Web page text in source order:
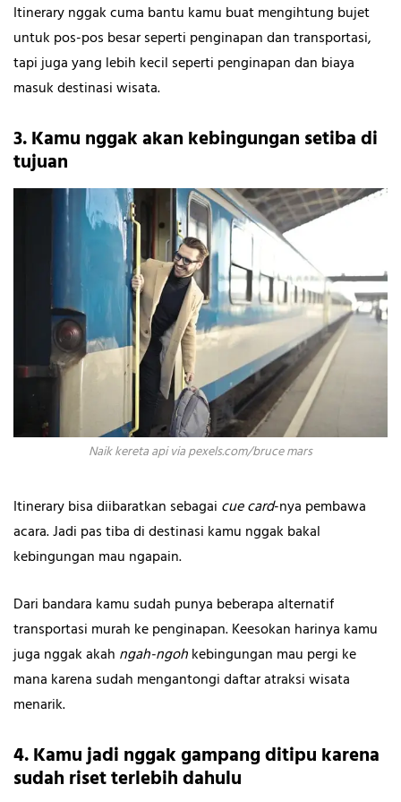
Itinerary nggak cuma bantu kamu buat mengihtung bujet
untuk pos-pos besar seperti penginapan dan transportasi,
tapi juga yang lebih kecil seperti penginapan dan biaya
masuk destinasi wisata.
3. Kamu nggak akan kebingungan setiba di
tujuan
Naik kereta api via pexels.com/bruce mars
Itinerary bisa diibaratkan sebagai cue card-nya pembawa
acara. Jadi pas tiba di destinasi kamu nggak bakal
kebingungan mau ngapain.
Dari bandara kamu sudah punya beberapa alternatif
transportasi murah ke penginapan. Keesokan harinya kamu
juga nggak akah ngah-ngohkebingungan mau pergi ke
mana karena sudah mengantongi daftar atraksi wisata
menarik.
4. Kamu jadi nggak gampang ditipu karena
sudah riset terlebih dahulu